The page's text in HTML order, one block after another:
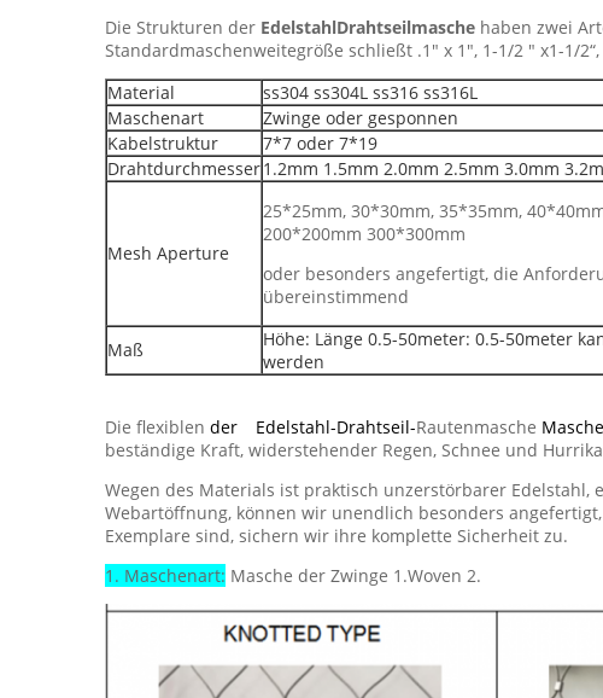
Die Strukturen der EdelstahlDrahtseilmasche haben zwei
Standardmaschenweitegröße schließt .1" x 1", 1-1/2 " x1-1/2“,
Material
ss304 ss304L ss316 ss316L
Maschenart
Zwinge oder gesponnen
Kabelstruktur
7*7 oder 7*19
Drahtdurchmesser1.2mm 1.5mm 2.0mm 2.5mm 3.0mm
Mesh Aperture
25*25mm, 30*30mm, 35*35mm,
200*200mm 300*300mm
oder besonders angefertigt, die
übereinstimmend
Maß
Höhe: Länge 0.5-50meter: 0.5-50meter
werden
Die flexiblen der Edelstahl-Drahtseil-Rautenmasche Masche
beständige Kraft, widerstehender Regen, Schnee und
Wegen des Materials ist praktisch unzerstörbarer
Webartöffnung, können wir unendlich besonders
Exemplare sind, sichern wir ihre komplette Sicherheit zu.
1. Maschenart: Masche der Zwinge 1.Woven 2.